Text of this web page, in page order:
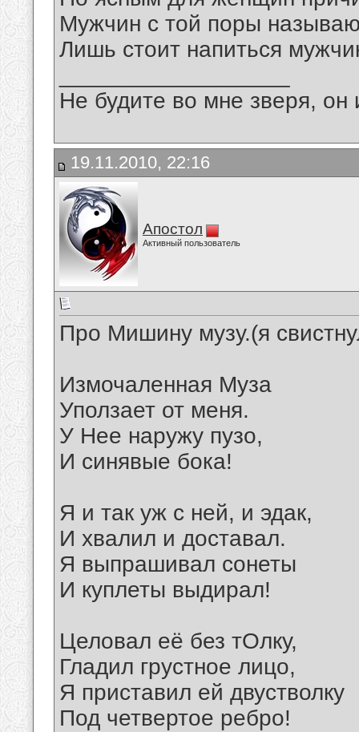
Мужчин с той поры
Лишь стоит напиться
Не будите во мне зверя, он
19.11.2010, 22:16
Апостол
Активный пользователь
Про Мишину музу.(я
Измочаленная Муза
Уползает от меня.
У Нее наружу пузо,
И синявые бока!
Я и так уж с ней, и эдак,
И хвалил и доставал.
Я выпрашивал сонеты
И куплеты выдирал!
Целовал её без тОлку,
Гладил грустное лицо,
Я приставил ей двустволку
Под четвертое ребро!